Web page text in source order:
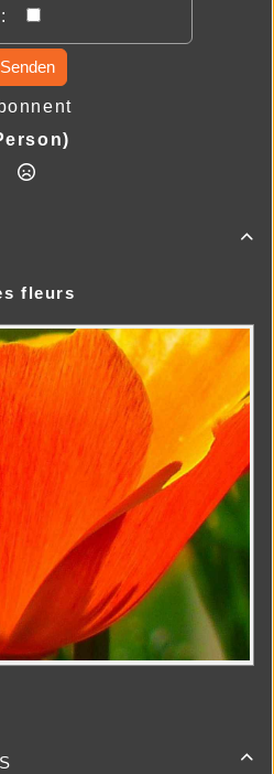
Senden

fleurs
